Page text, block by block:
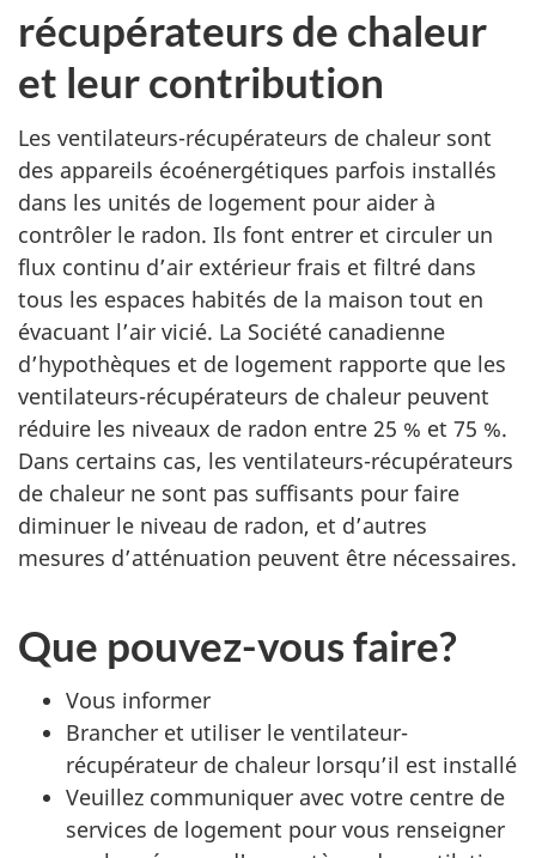
récupérateurs de chaleur
et leur contribution
Les ventilateurs-récupérateurs de chaleur sont
des appareils écoénergétiques parfois installés
dans les unités de logement pour aider à
contrôler le radon. Ils font entrer et circuler un
flux continu d’air extérieur frais et filtré dans
tous les espaces habités de la maison tout en
évacuant l’air vicié. La Société canadienne
d’hypothèques et de logement rapporte que les
ventilateurs-récupérateurs de chaleur peuvent
réduire les niveaux de radon entre 25 % et 75 %.
Dans certains cas, les ventilateurs-récupérateurs
de chaleur ne sont pas suffisants pour faire
diminuer le niveau de radon, et d’autres
mesures d’atténuation peuvent être nécessaires.
Que pouvez-vous faire?
Vous informer
Brancher et utiliser le ventilateur-
récupérateur de chaleur lorsqu’il est installé
Veuillez communiquer avec votre centre de
services de logement pour vous renseigner